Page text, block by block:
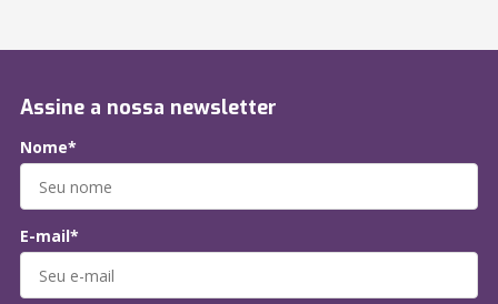
Assine a nossa newsletter
Nome*
E-mail*